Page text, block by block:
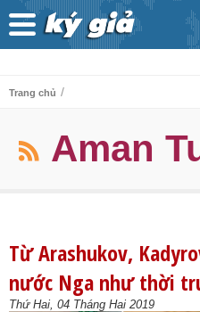
Trang chủ /
Aman
Từ Arashukov,
nước Nga như thời
Thứ Hai, 04 Tháng Hai 2019